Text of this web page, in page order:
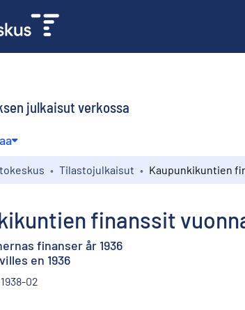
julkaisut verkossa
Tilastojulkaisut
finanssit
finanser år 1936
en 1936
1938-02